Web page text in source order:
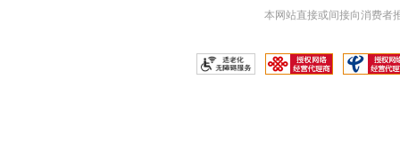
本网站直接或间接向消费者